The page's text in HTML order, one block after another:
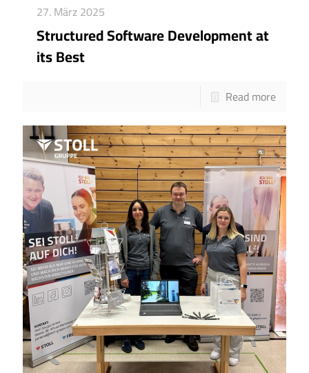
27. März 2025
Structured Software Development at
its Best
Read more